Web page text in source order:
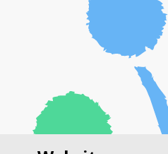
(CFS)